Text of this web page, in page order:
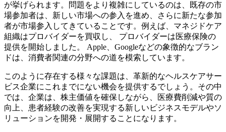
が挙げられます。問題をより複雑にしているのは、既存の市
場参加者は、新しい市場への参入を進め、さらに新たな参加
者が市場参入してきていることです。例えば、マネジドケア
組織はプロバイダーを買収し、 プロバイダーは医療保険の
提供を開始しました。 Apple、Googleなどの象徴的なブラン
ドは、消費者関連の分野への道を模索しています。
このように存在する様々な課題は、革新的なヘルスケアサー
ビス企業にこれまでにない機会を提供するでしょう。その中
では、企業は、株主価値を確保しながら、医療費削減や質の
向上、患者経験の改善を実現する新しいビジネスモデルやソ
リューションを開発・展開することになります。